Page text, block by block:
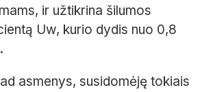
ir užtikrina šilumos
Uw, kurio dydis nuo 0,8
asmenys, susidomėję tokiais